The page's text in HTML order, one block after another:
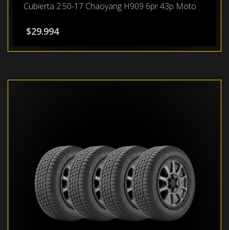
Cubierta 2.50-17 Chaoyang H909 6pr 43p Moto
$29.994